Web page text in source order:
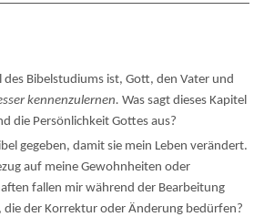
des Bibelstudiums ist, Gott, den Vater und
kennenzulernen. Was sagt dieses Kapitel
die Persönlichkeit Gottes aus?
gegeben, damit sie mein Leben verändert.
auf meine Gewohnheiten oder
fallen mir während der Bearbeitung
die der Korrektur oder Änderung bedürfen?